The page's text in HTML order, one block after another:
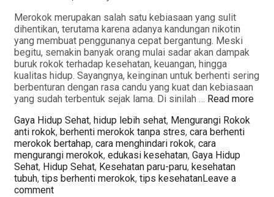
Merokok merupakan salah satu kebiasaan yang sulit
dihentikan, terutama karena adanya kandungan nikotin
yang membuat penggunanya cepat bergantung. Meski
begitu, semakin banyak orang mulai sadar akan dampak
buruk rokok terhadap kesehatan, keuangan, hingga
kualitas hidup. Sayangnya, keinginan untuk berhenti sering
berbenturan dengan rasa candu yang kuat dan kebiasaan
yang sudah terbentuk sejak lama. Di sinilah … Read more
Categories
Gaya Hidup Sehat, hidup lebih sehat, Mengurangi Rokok
anti rokok, berhenti merokok tanpa stres, cara berhenti
merokok bertahap, cara menghindari rokok, cara
mengurangi merokok, edukasi kesehatan, Gaya Hidup
Sehat, Hidup Sehat, Kesehatan paru-paru, kesehatan
tubuh, tips berhenti merokok, tips kesehatanLeave a
comment